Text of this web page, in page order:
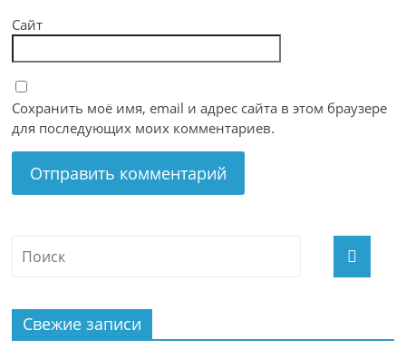
Сайт
Сохранить моё имя, email и адрес сайта в этом браузере
для последующих моих комментариев.
Свежие записи